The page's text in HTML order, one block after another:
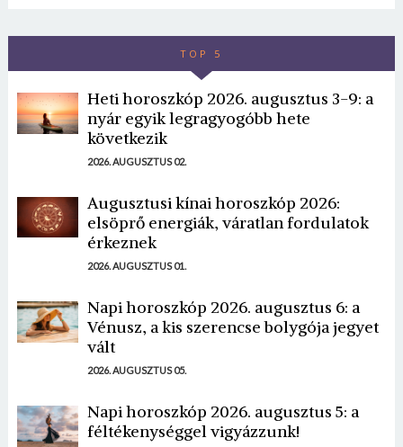
TOP 5
Heti horoszkóp 2026. augusztus 3-9: a
nyár egyik legragyogóbb hete
következik
2026. AUGUSZTUS 02.
Augusztusi kínai horoszkóp 2026:
elsöprő energiák, váratlan fordulatok
érkeznek
2026. AUGUSZTUS 01.
Napi horoszkóp 2026. augusztus 6: a
Vénusz, a kis szerencse bolygója jegyet
vált
2026. AUGUSZTUS 05.
Napi horoszkóp 2026. augusztus 5: a
féltékenységgel vigyázzunk!